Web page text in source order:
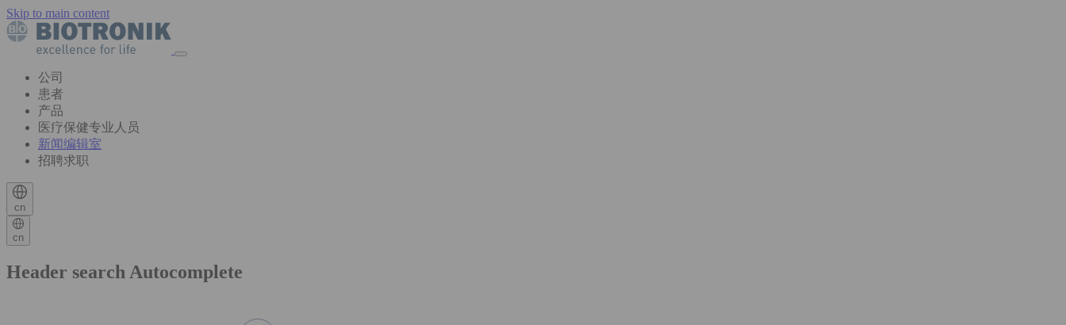
Skip to main content
公司
患者
产品
医疗保健专业人员
新闻编辑室
招聘求职
cn
cn
Header search Autocomplete